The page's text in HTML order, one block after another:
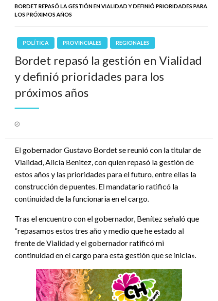
BORDET REPASÓ LA GESTIÓN EN VIALIDAD Y DEFINIÓ PRIORIDADES PARA
LOS PRÓXIMOS AÑOS
POLÍTICA PROVINCIALES REGIONALES
Bordet repasó la gestión en Vialidad
y definió prioridades para los
próximos años
El gobernador Gustavo Bordet se reunió con la titular de
Vialidad, Alicia Benitez, con quien repasó la gestión de
estos años y las prioridades para el futuro, entre ellas la
construcción de puentes. El mandatario ratificó la
continuidad de la funcionaria en el cargo.
Tras el encuentro con el gobernador, Benítez señaló que
“repasamos estos tres año y medio que he estado al
frente de Vialidad y el gobernador ratificó mi
continuidad en el cargo para esta gestión que se inicia».